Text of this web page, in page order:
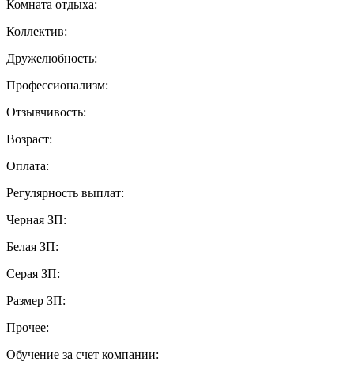
Комната отдыха:
Коллектив:
Дружелюбность:
Профессионализм:
Отзывчивость:
Возраст:
Оплата:
Регулярность выплат:
Черная ЗП:
Белая ЗП:
Серая ЗП:
Размер ЗП:
Прочее:
Обучение за счет компании: